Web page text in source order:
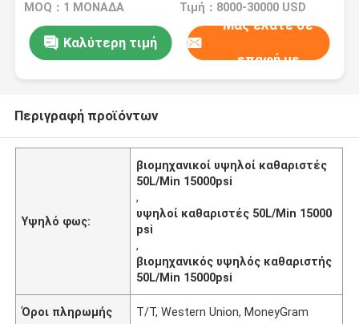
MOQ：1 ΜΟΝΑΔΑ Τιμή：8000-30000 USD
Καλύτερη τιμή
Μας ελάτε σε
επαφή με
Περιγραφή προϊόντων
Υψηλό φως:
βιομηχανικοί υψηλοί καθαριστές
50L/Min 15000psi
,
υψηλοί καθαριστές 50L/Min 15000
psi
,
βιομηχανικός υψηλός καθαριστής
50L/Min 15000psi
Όροι πληρωμής T/T, Western Union, MoneyGram